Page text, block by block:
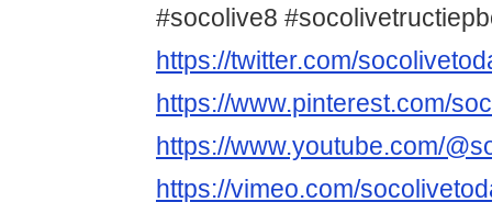
#socolive8
https://twitter.com/
https://www.pinterest.com/
https://www.youtube.com/
https://vimeo.com/